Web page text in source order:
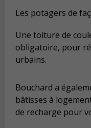
Les potagers de
Une toiture de
obligatoire, pour
urbains.
Bouchard a
bâtisses à
de recharge pour